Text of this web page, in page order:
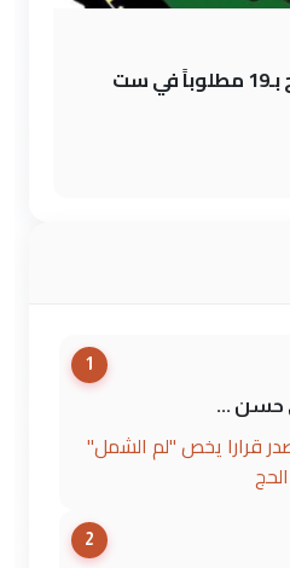
حملة استخبارية تطيح بـ19 مطلوباً في ست
1
حسن ...
قرارا يخص "لم الشمل"
2